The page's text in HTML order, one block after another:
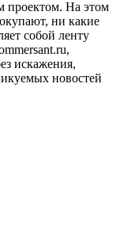
проектом. На этом
ни какие
собой ленту
искажения,
новостей